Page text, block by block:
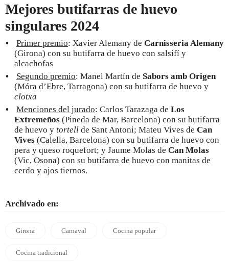
Mejores butifarras de huevo
singulares 2024
Primer premio: Xavier Alemany de Carnisseria Alemany
(Girona) con su butifarra de huevo con salsifí y
alcachofas
Segundo premio: Manel Martín de Sabors amb Origen
(Móra d’Ebre, Tarragona) con su butifarra de huevo y
clotxa
Menciones del jurado: Carlos Tarazaga de Los
Extremeños (Pineda de Mar, Barcelona) con su butifarra
de huevo y tortell de Sant Antoni; Mateu Vives de Can
Vives (Calella, Barcelona) con su butifarra de huevo con
pera y queso roquefort; y Jaume Molas de Can Molas
(Vic, Osona) con su butifarra de huevo con manitas de
cerdo y ajos tiernos.
Archivado en:
Girona Carnaval Cocina popular
Cocina tradicional